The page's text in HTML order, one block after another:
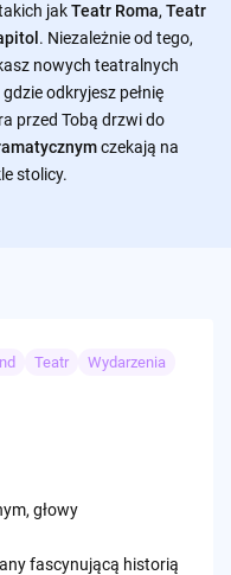
jakTeatr Roma, Teatr
. Niezależnie od tego,
nowych teatralnych
odkryjesz pełnię
przed Tobą drzwi do
czekają na
stolicy.
Teatr Wydarzenia
głowy
fascynującą historią